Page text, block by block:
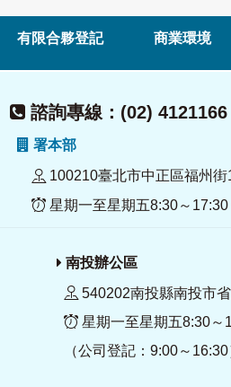
有限合夥登記 商業環境
諮詢專線：(02) 4121166
署本部
100210臺北市中正區福州街
星期一至星期五8:30～17:30
南投辦公區
540202南投縣南投市
星期一至星期五8:30～
（公司登記：9:00～